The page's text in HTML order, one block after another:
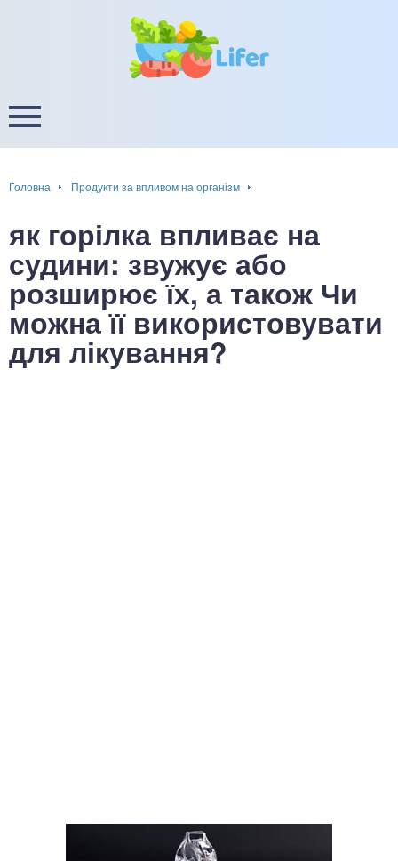
Головна Продукти за впливом на організм
як горілка впливає на
судини: звужує або
розширює їх, а також Чи
можна її використовувати
для лікування?
ШКТ
/ звуження судин
енергії, уваги